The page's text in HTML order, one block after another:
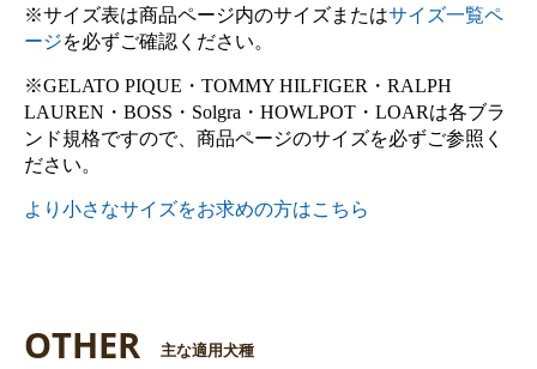
※サイズ表は商品ページ内のサイズまたはサイズ一覧ペ
ージを必ずご確認ください。
※GELATO PIQUE・TOMMY HILFIGER・RALPH
LAUREN・BOSS・Solgra・HOWLPOT・LOARは各ブラ
ンド規格ですので、商品ページのサイズを必ずご参照く
ださい。
より小さなサイズをお求めの方はこちら
OTHER 主な適用犬種